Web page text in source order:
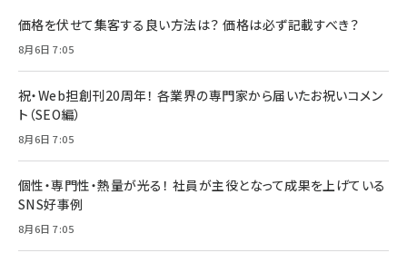
価格を伏せて集客する良い方法は？ 価格は必ず記載すべき？
8月6日 7:05
祝・Web担創刊20周年！ 各業界の専門家から届いたお祝いコメン
ト（SEO編）
8月6日 7:05
個性・専門性・熱量が光る！ 社員が主役となって成果を上げている
SNS好事例
8月6日 7:05